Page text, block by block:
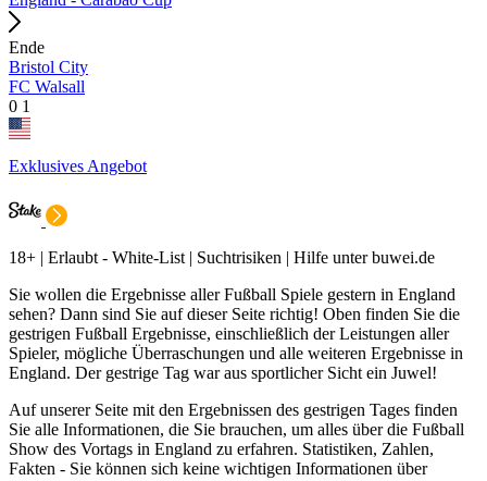
Ende
Bristol City
FC Walsall
0 1
Exklusives Angebot
18+ | Erlaubt - White-List | Suchtrisiken | Hilfe unter buwei.de
Sie wollen die Ergebnisse aller Fußball Spiele gestern in England
sehen? Dann sind Sie auf dieser Seite richtig! Oben finden Sie die
gestrigen Fußball Ergebnisse, einschließlich der Leistungen aller
Spieler, mögliche Überraschungen und alle weiteren Ergebnisse in
England. Der gestrige Tag war aus sportlicher Sicht ein Juwel!
Auf unserer Seite mit den Ergebnissen des gestrigen Tages finden
Sie alle Informationen, die Sie brauchen, um alles über die Fußball
Show des Vortags in England zu erfahren. Statistiken, Zahlen,
Fakten - Sie können sich keine wichtigen Informationen über